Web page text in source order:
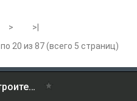
>
>|
20 из 87 (всего 5 страниц)